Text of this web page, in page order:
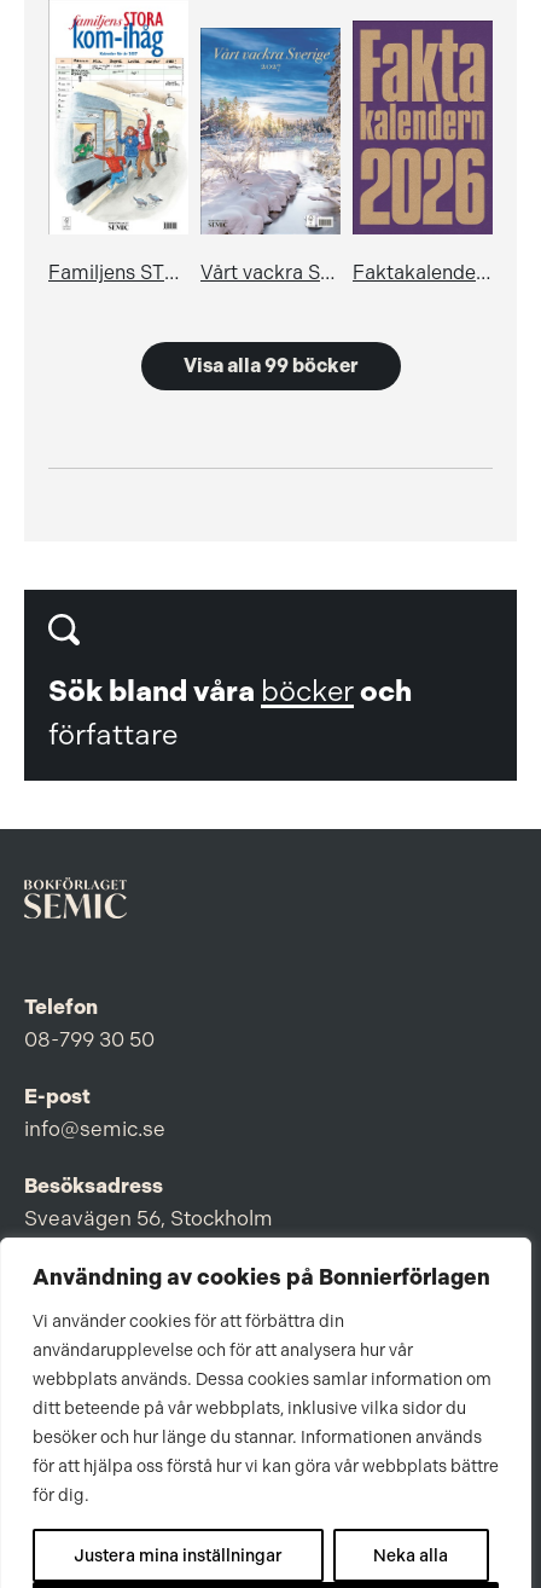
Användning av cookies på Bonnierförlagen
Vi använder cookies för att förbättra din
användarupplevelse och för att analysera hur vår
webbplats används. Dessa cookies samlar information om
ditt beteende på vår webbplats, inklusive vilka sidor du
besöker och hur länge du stannar. Informationen används
för att hjälpa oss förstå hur vi kan göra vår webbplats bättre
för dig.
Justera mina inställningar Neka alla
Familjens STORA kom-ihåg-kalender 2027 Vårt vackra Sverige: Almanacka 2027 Faktakalendern 2026
Visa alla 99 böcker
Sök bland våra böckeroch
författare
Telefon
08-799 30 50
E-post
info@semic.se
Besöksadress
Sveavägen 56, Stockholm
Postadress
Om Bonnierförlagen
Cookies
Integritetspolicy